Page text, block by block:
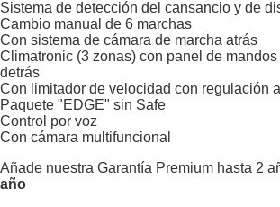
Sistema de detección del cansancio y de
Cambio manual de 6 marchas
Con sistema de cámara de marcha atrás
Climatronic (3 zonas) con panel de
detrás
Con limitador de velocidad con regulación
Paquete "EDGE" sin Safe
Control por voz
Con cámara multifuncional
Añade nuestra Garantía Premium hasta 2
año